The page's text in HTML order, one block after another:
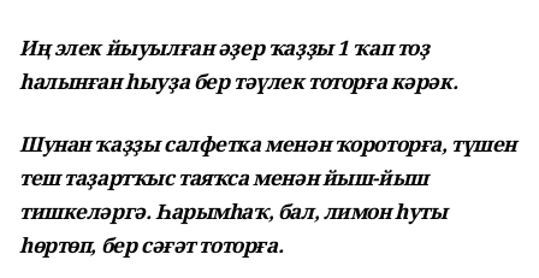
Иң элек йыуылған әҙер ҡаҙҙы 1 ҡап тоҙ
һалынған һыуҙа бер тәүлек тоторға кәрәк.
Шунан ҡаҙҙы салфетка менән ҡороторға, түшен
теш таҙартҡыс таяҡса менән йыш-йыш
тишкеләргә. Һарымһаҡ, бал, лимон һуты
һөртөп, бер сәғәт тоторға.